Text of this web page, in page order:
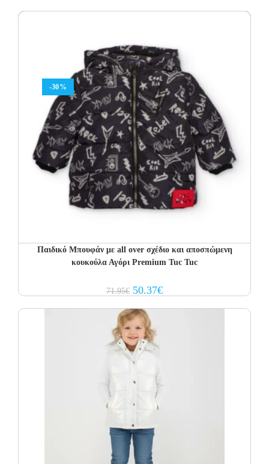
-30%
Παιδικό Μπουφάν με all over σχέδιο και αποσπώμενη
κουκούλα Αγόρι Premium Tuc Tuc
71.95€ Original
price
71.95€.
50.37€Current
price